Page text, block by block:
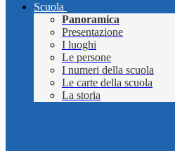
Scuola
Panoramica
Presentazione
I luoghi
Le persone
I numeri della scuola
Le carte della scuola
La storia